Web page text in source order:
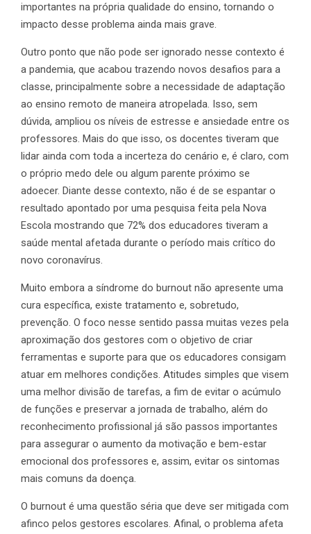
importantes na própria qualidade do ensino, tornando o
impacto desse problema ainda mais grave.
Outro ponto que não pode ser ignorado nesse contexto é
a pandemia, que acabou trazendo novos desafios para a
classe, principalmente sobre a necessidade de adaptação
ao ensino remoto de maneira atropelada. Isso, sem
dúvida, ampliou os níveis de estresse e ansiedade entre os
professores. Mais do que isso, os docentes tiveram que
lidar ainda com toda a incerteza do cenário e, é claro, com
o próprio medo dele ou algum parente próximo se
adoecer. Diante desse contexto, não é de se espantar o
resultado apontado por uma pesquisa feita pela Nova
Escola mostrando que 72% dos educadores tiveram a
saúde mental afetada durante o período mais crítico do
novo coronavírus.
Muito embora a síndrome do burnout não apresente uma
cura específica, existe tratamento e, sobretudo,
prevenção. O foco nesse sentido passa muitas vezes pela
aproximação dos gestores com o objetivo de criar
ferramentas e suporte para que os educadores consigam
atuar em melhores condições. Atitudes simples que visem
uma melhor divisão de tarefas, a fim de evitar o acúmulo
de funções e preservar a jornada de trabalho, além do
reconhecimento profissional já são passos importantes
para assegurar o aumento da motivação e bem-estar
emocional dos professores e, assim, evitar os sintomas
mais comuns da doença.
O burnout é uma questão séria que deve ser mitigada com
afinco pelos gestores escolares. Afinal, o problema afeta